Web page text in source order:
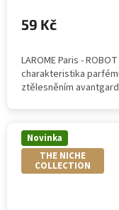
59 Kč
LAROME Paris -
charakteristika
ztělesněním
Novinka
THE NICHE
COLLECTION